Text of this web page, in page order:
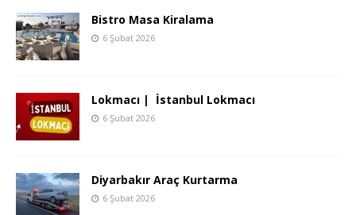
Bistro Masa Kiralama
6 Şubat 2026
Lokmacı | İstanbul Lokmacı
6 Şubat 2026
Diyarbakır Araç Kurtarma
6 Şubat 2026